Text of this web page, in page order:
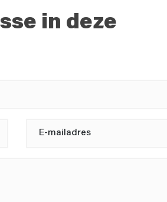
in deze